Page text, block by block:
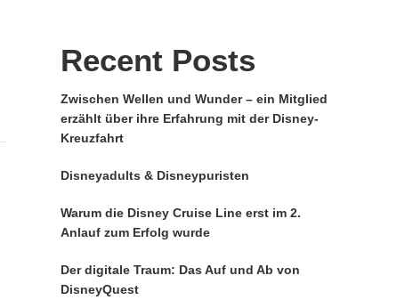
Recent Posts
Zwischen Wellen und Wunder – ein Mitglied
erzählt über ihre Erfahrung mit der Disney-
Kreuzfahrt
Disneyadults & Disneypuristen
Warum die Disney Cruise Line erst im 2.
Anlauf zum Erfolg wurde
Der digitale Traum: Das Auf und Ab von
DisneyQuest